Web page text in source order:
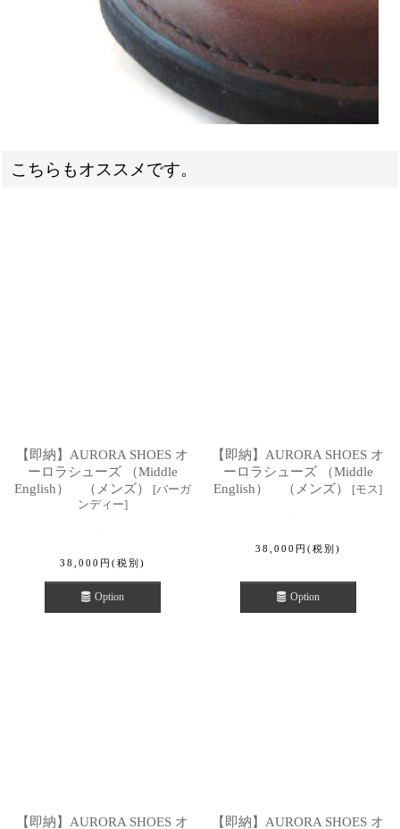
こちらもオススメです。
【即納】AURORA SHOES オ
ーロラシューズ （Middle
English） （メンズ）
[バーガ
ンディー]
38,000 円 (税別)
Option
【即納】AURORA SHOES オ
ーロラシューズ （Middle
English） （メンズ）
[モス]
38,000 円 (税別)
Option
【即納】AURORA SHOES オ
【即納】AURORA SHOES オ